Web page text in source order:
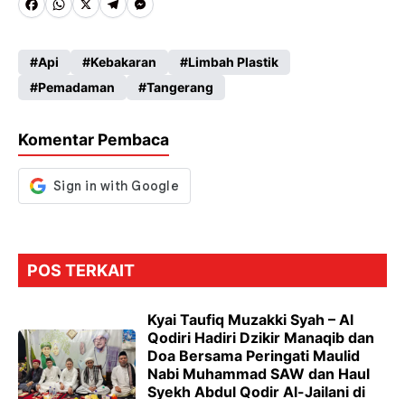
Fa
b
o
k
W
ts
A
p
X
Te
gr
a
M
se
n
er
Api Kebakaran
Limbah Plastik
Pemadaman
Tangerang
Komentar Pembaca
POS TERKAIT
Kyai Taufiq Muzakki Syah – Al
Qodiri Hadiri Dzikir Manaqib dan
Doa Bersama Peringati Maulid
Nabi Muhammad SAW dan Haul
Syekh Abdul Qodir Al-Jailani di